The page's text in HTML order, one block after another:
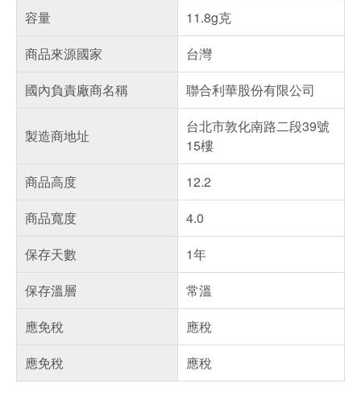
容量
11.8g克
商品來源國家
台灣
國內負責廠商名稱
聯合利華股份有限公司
製造商地址
台北市敦化南路二段39號
15樓
商品高度
12.2
商品寬度
4.0
保存天數
1年
保存溫層
常溫
應免稅
應稅
應免稅
應稅